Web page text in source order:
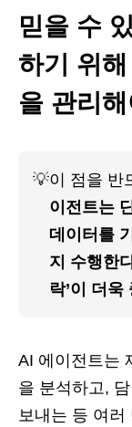
믿을 수
하기 위
을 관리
💡이 점을 반
이전트는
데이터를
지 수행한
락’이 더욱
AI 에이전트는
을 분석하고,
보내는 등 여러